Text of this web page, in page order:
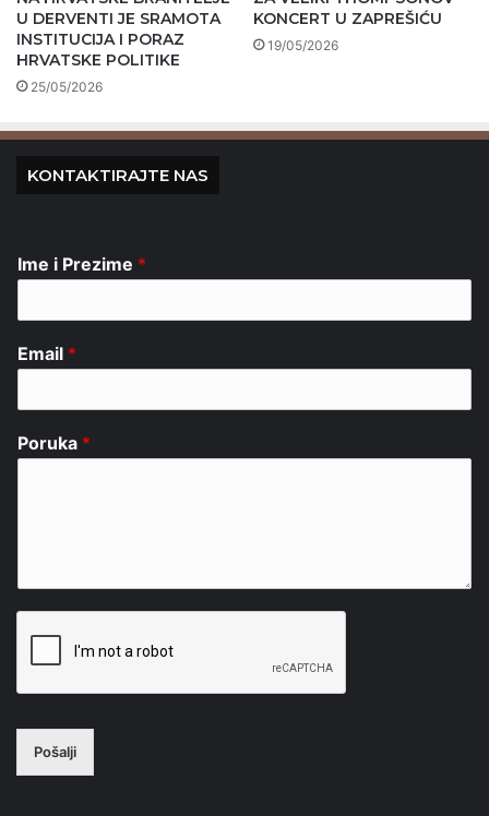
U DERVENTI JE SRAMOTA
INSTITUCIJA I PORAZ
HRVATSKE POLITIKE
25/05/2026
KONCERT U ZAPREŠIĆU
19/05/2026
KONTAKTIRAJTE NAS
Ime i Prezime *
Email *
Poruka *
Pošalji